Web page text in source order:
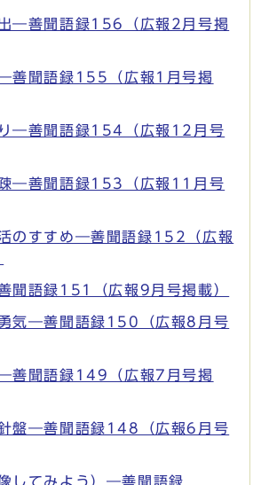
―善聞語録156（広報2月号掲
善聞語録155（広報1月号掲
―善聞語録154（広報12月号
―善聞語録153（広報11月号
のすすめ―善聞語録152（広報
聞語録151（広報9月号掲載）
気―善聞語録150（広報8月号
善聞語録149（広報7月号掲
盤―善聞語録148（広報6月号
してみよう）―善聞語録